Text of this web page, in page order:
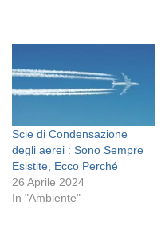
Scie di Condensazione
degli aerei : Sono Sempre
Esistite, Ecco Perché
26 Aprile 2024
In "Ambiente"